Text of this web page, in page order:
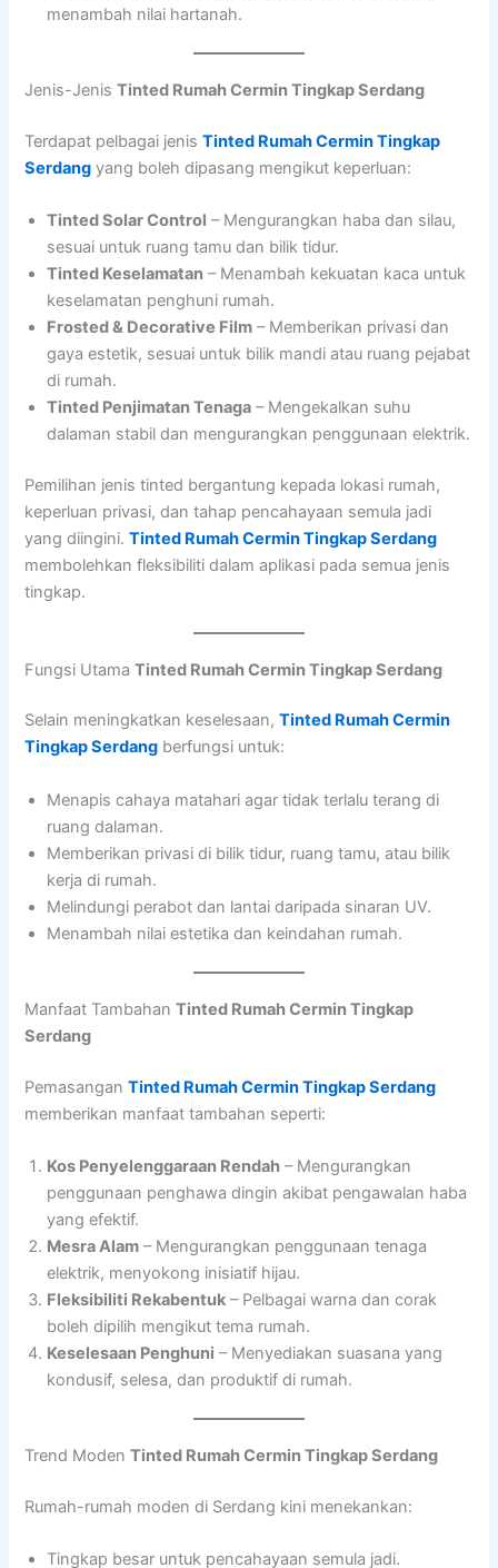
menambah nilai hartanah.
Jenis-JenisTinted Rumah Cermin Tingkap Serdang
Terdapat pelbagai jenisTinted Rumah Cermin Tingkap
Serdang yang boleh dipasang mengikut keperluan:
Tinted Solar Control – Mengurangkan haba dan silau,
sesuai untuk ruang tamu dan bilik tidur.
Tinted Keselamatan – Menambah kekuatan kaca untuk
keselamatan penghuni rumah.
Frosted & Decorative Film – Memberikan privasi dan
gaya estetik, sesuai untuk bilik mandi atau ruang pejabat
di rumah.
Tinted Penjimatan Tenaga – Mengekalkan suhu
dalaman stabil dan mengurangkan penggunaan elektrik.
Pemilihan jenis tinted bergantung kepada lokasi rumah,
keperluan privasi, dan tahap pencahayaan semula jadi
yang diingini.Tinted Rumah Cermin Tingkap Serdang
membolehkan fleksibiliti dalam aplikasi pada semua jenis
tingkap.
Fungsi UtamaTinted Rumah Cermin Tingkap Serdang
Selain meningkatkan keselesaan,Tinted Rumah Cermin
Tingkap Serdang berfungsi untuk:
Menapis cahaya matahari agar tidak terlalu terang di
ruang dalaman.
Memberikan privasi di bilik tidur, ruang tamu, atau bilik
kerja di rumah.
Melindungi perabot dan lantai daripada sinaran UV.
Menambah nilai estetika dan keindahan rumah.
Manfaat TambahanTinted Rumah Cermin Tingkap
Serdang
PemasanganTinted Rumah Cermin Tingkap Serdang
memberikan manfaat tambahan seperti:
Kos Penyelenggaraan Rendah – Mengurangkan
penggunaan penghawa dingin akibat pengawalan haba
yang efektif.
Mesra Alam – Mengurangkan penggunaan tenaga
elektrik, menyokong inisiatif hijau.
Fleksibiliti Rekabentuk – Pelbagai warna dan corak
boleh dipilih mengikut tema rumah.
Keselesaan Penghuni – Menyediakan suasana yang
kondusif, selesa, dan produktif di rumah.
Trend ModenTinted Rumah Cermin Tingkap Serdang
Rumah-rumah moden di Serdang kini menekankan:
Tingkap besar untuk pencahayaan semula jadi.